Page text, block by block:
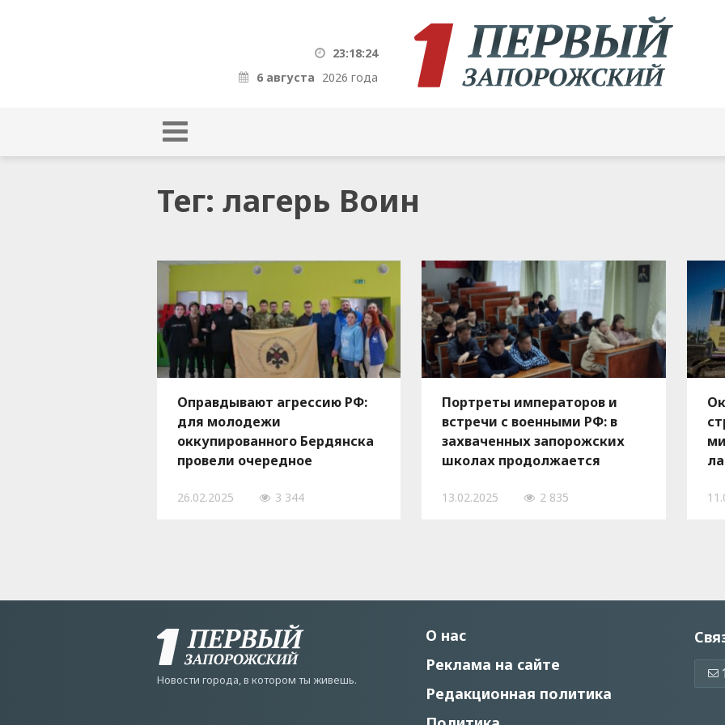
23:18:24
6 августа 2026 года
Тег: лагерь Воин
Оправдывают агрессию РФ:
для молодежи
оккупированного Бердянска
провели очередное
мероприятие
26.02.2025 3 344
Портреты императоров и
встречи с военными РФ: в
захваченных запорожских
школах продолжается
ФОТО
13.02.2025 2 835
Новости города, в котором ты живешь.
О нас
Реклама на сайте
Редакционная политика